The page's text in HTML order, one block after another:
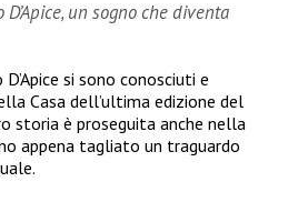
un sogno che diventa
si sono conosciuti e
Casa dell’ultima edizione del
storia è proseguita anche nella
appena tagliato un traguardo